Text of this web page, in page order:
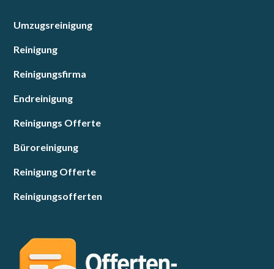
Umzugsreinigung
Reinigung
Reinigungsfirma
Endreinigung
Reinigungs Offerte
Büroreinigung
Reinigung Offerte
Reinigungsofferten